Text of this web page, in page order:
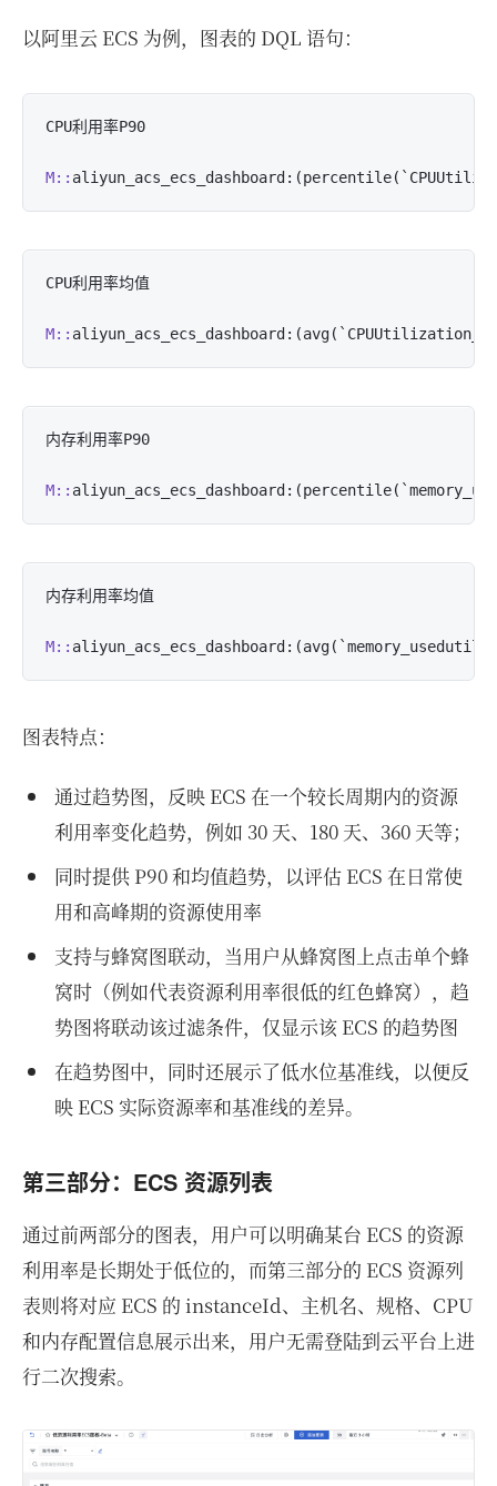
以阿里云 ECS 为例，图表的 DQL 语句：
CPU利用率P90
M::
CPU利用率均值
M::
内存利用率P90
M::
内存利用率均值
M::
图表特点：
通过趋势图，反映 ECS 在一个较长周期内的资源
利用率变化趋势，例如 30 天、180 天、360 天等；
同时提供 P90 和均值趋势，以评估 ECS 在日常使
用和高峰期的资源使用率
支持与蜂窝图联动，当用户从蜂窝图上点击单个蜂
窝时（例如代表资源利用率很低的红色蜂窝），趋
势图将联动该过滤条件，仅显示该 ECS 的趋势图
在趋势图中，同时还展示了低水位基准线，以便反
映 ECS 实际资源率和基准线的差异。
第三部分：ECS 资源列表
通过前两部分的图表，用户可以明确某台 ECS 的资源
利用率是长期处于低位的，而第三部分的 ECS 资源列
表则将对应 ECS 的 instanceId、主机名、规格、CPU
和内存配置信息展示出来，用户无需登陆到云平台上进
行二次搜索。